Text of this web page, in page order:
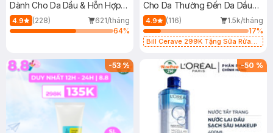
Dành Cho Da Dầu & Hỗn Hợp
500ml
4.9 (228)
621/tháng
64%
Cho Da Thường Đến Da Dầu
473ml
4.9 (116)
1.5k/tháng
17%
Bill Cerave 299K Tặng Sữa Rửa
-53% -50 %